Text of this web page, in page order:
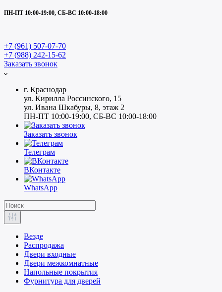
ПН-ПТ 10:00-19:00, СБ-ВС 10:00-18:00
+7 (961) 507-07-70
+7 (988) 242-15-62
Заказать звонок
г. Краснодар
ул. Кирилла Россинского, 15
ул. Ивана Шкабуры, 8, этаж 2
ПН-ПТ 10:00-19:00, СБ-ВС 10:00-18:00
Заказать звонок
Телеграм
ВКонтакте
WhatsApp
Везде
Распродажа
Двери входные
Двери межкомнатные
Напольные покрытия
Фурнитура для дверей